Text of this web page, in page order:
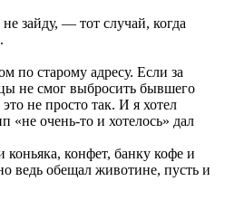
зайду, — тот случай, когда
по старому адресу. Если за
не смог выбросить бывшего
не просто так. И я хотел
«не очень-то и хотелось» дал
коньяка, конфет, банку кофе и
ведь обещал животине, пусть и